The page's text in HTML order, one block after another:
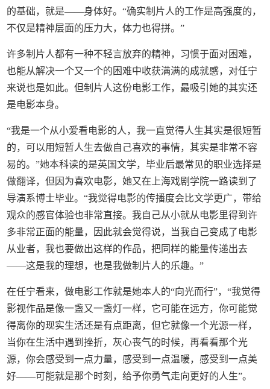
的基础，就是——身体好。“确实制片人的工作是高强度的，
不仅是精神层面的压力大，体力也得拼。”
许多制片人都有一种不轻言放弃的精神，习惯于面对困难，
也能从解决一个又一个的困难中收获满满的成就感，对任宁
来说也是如此。但制片人这份电影工作，最吸引她的其实还
是电影本身。
“我是一个从小爱看电影的人，我一直觉得人生其实是很短暂
的，可以用短暂人生去做自己喜欢的事情，其实是非常不容
易的。”她本科读的是英国文学，毕业后最常见的职业选择是
做翻译，但因为喜欢电影，她又在上海戏剧学院一路读到了
导演系博士毕业。“我觉得电影的传播度会比文学更广，带给
观众的感官体验也非常直接。我自己从小就从电影里得到许
多非常正面的能量，因此就会觉得说，当我自己变成了电影
从业者，我也要做出这样的作品，把同样的能量传递出去
——这是我的理想，也是我做制片人的乐趣。”
在任宁看来，做电影工作就是她本人的“向光而行”，“我觉得
影视作品是像一盏又一盏灯一样，它可能在远方，你可能觉
得离你的现实生活还是有点距离，但它就像一个光源一样，
当你在生活中遇到挫折，灰心丧气的时候，再看看那个光
源，你会感受到一点力量，感受到一点温暖，感受到一点美
好——可能就是那个时刻，给予你勇气走向更好的人生”。